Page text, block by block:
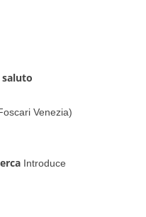
Venezia)
Introduce